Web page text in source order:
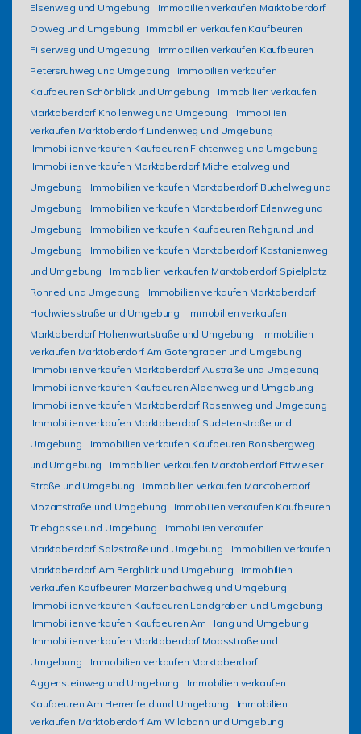
Elsenweg und Umgebung
Immobilien verkaufen Marktoberdorf
Obweg und Umgebung
Immobilien verkaufen Kaufbeuren
Filserweg und Umgebung
Immobilien verkaufen Kaufbeuren
Petersruhweg und Umgebung
Immobilien verkaufen
Kaufbeuren Schönblick und Umgebung
Immobilien verkaufen
Marktoberdorf Knollenweg und Umgebung
Immobilien
verkaufen Marktoberdorf Lindenweg und Umgebung
Immobilien verkaufen Kaufbeuren Fichtenweg und Umgebung
Immobilien verkaufen Marktoberdorf Micheletalweg und
Umgebung
Immobilien verkaufen Marktoberdorf Buchelweg und
Umgebung
Immobilien verkaufen Marktoberdorf Erlenweg und
Umgebung
Immobilien verkaufen Kaufbeuren Rehgrund und
Umgebung
Immobilien verkaufen Marktoberdorf Kastanienweg
und Umgebung
Immobilien verkaufen Marktoberdorf Spielplatz
Ronried und Umgebung
Immobilien verkaufen Marktoberdorf
Hochwiesstraße und Umgebung
Immobilien verkaufen
Marktoberdorf Hohenwartstraße und Umgebung
Immobilien
verkaufen Marktoberdorf Am Gotengraben und Umgebung
Immobilien verkaufen Marktoberdorf Austraße und Umgebung
Immobilien verkaufen Kaufbeuren Alpenweg und Umgebung
Immobilien verkaufen Marktoberdorf Rosenweg und Umgebung
Immobilien verkaufen Marktoberdorf Sudetenstraße und
Umgebung
Immobilien verkaufen Kaufbeuren Ronsbergweg
und Umgebung
Immobilien verkaufen Marktoberdorf Ettwieser
Straße und Umgebung
Immobilien verkaufen Marktoberdorf
Mozartstraße und Umgebung
Immobilien verkaufen Kaufbeuren
Triebgasse und Umgebung
Immobilien verkaufen
Marktoberdorf Salzstraße und Umgebung
Immobilien verkaufen
Marktoberdorf Am Bergblick und Umgebung
Immobilien
verkaufen Kaufbeuren Märzenbachweg und Umgebung
Immobilien verkaufen Kaufbeuren Landgraben und Umgebung
Immobilien verkaufen Kaufbeuren Am Hang und Umgebung
Immobilien verkaufen Marktoberdorf Moosstraße und
Umgebung
Immobilien verkaufen Marktoberdorf
Aggensteinweg und Umgebung
Immobilien verkaufen
Kaufbeuren Am Herrenfeld und Umgebung
Immobilien
verkaufen Marktoberdorf Am Wildbann und Umgebung